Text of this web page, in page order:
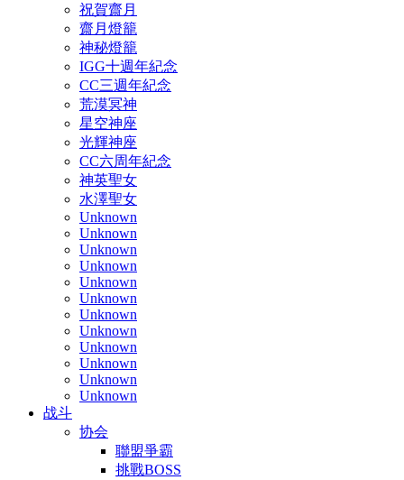
祝賀齋月
齋月燈籠
神秘燈籠
IGG十週年紀念
CC三週年紀念
荒漠冥神
星空神座
光輝神座
CC六周年紀念
神英聖女
水澤聖女
Unknown
Unknown
Unknown
Unknown
Unknown
Unknown
Unknown
Unknown
Unknown
Unknown
Unknown
Unknown
战斗
协会
聯盟爭霸
挑戰BOSS